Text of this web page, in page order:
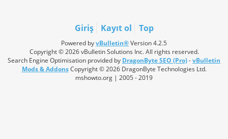
Giriş Kayıt ol Top
Powered byvBulletin®Version 4.2.5
Copyright © 2026 vBulletin Solutions Inc. All rights reserved.
Search Engine Optimisation provided by DragonByte SEO (Pro)-vBulletin
Mods & AddonsCopyright © 2026 DragonByte Technologies Ltd.
mshowto.org | 2005 - 2019